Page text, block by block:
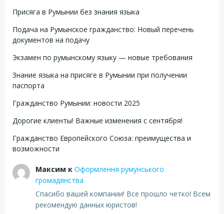
Присяга в Румынии без знания языка
Подача на Румынское гражданство: Новый перечень
документов на подачу
Экзамен по румынскому языку — новые требования
Знание языка на присяге в Румынии при получении
паспорта
Гражданство Румынии: новости 2025
Дорогие клиенты! Важные изменения с сентября!
Гражданство Европейского Союза: преимущества и
возможности
Максим к Оформлення румунського
громадянства
Спасибо вашей компании! Все прошло четко! Всем
рекомендую данных юристов!